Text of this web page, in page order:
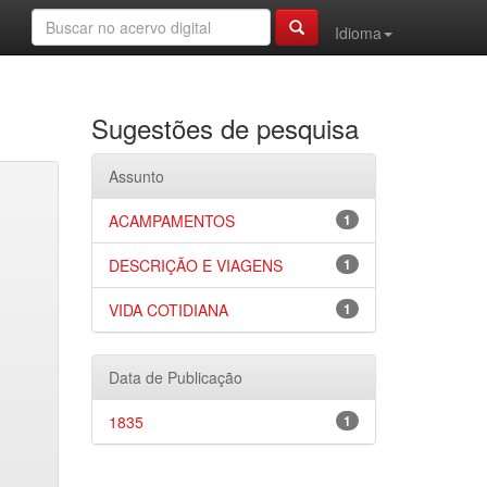
Idioma
Sugestões de pesquisa
Assunto
1
ACAMPAMENTOS
1
DESCRIÇÃO E VIAGENS
1
VIDA COTIDIANA
Data de Publicação
1
1835